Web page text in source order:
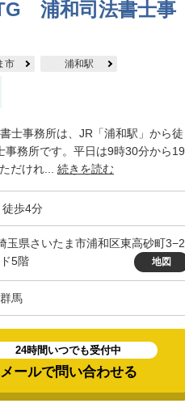
浦和司法書士事
市 浦和駅
士事務所は、JR「浦和駅」から徒
事務所です。平日は9時30分から19
だけれ... 続きを読む
歩4分
玉県さいたま市浦和区東高砂町3−2
5階
地図
馬
24時間いつでも受付中
メールで問い合わせる